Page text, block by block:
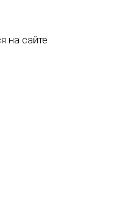
на сайте